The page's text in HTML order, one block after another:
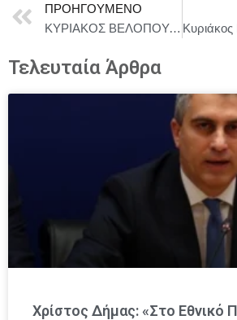
ΠΡΟΗΓΟΎΜΕΝΟ
ΚΥΡΙΑΚΟΣ ΒΕΛΟΠΟΥΛΟΣ : Η ΑΠΑΝΤΗΣΗ ΣΤΟΝ “ΧΙΤΛΕΡ” ΕΡΝΤΟΓΑΝ ΕΙΝΑΙ Η ΒΥΘΙΣΗ ΤΟΥ ΠΙΡΙ ΡΕΙΣ
Τελευταία Άρθρα
Χρίστος Δήμας: «Στο Εθνικό